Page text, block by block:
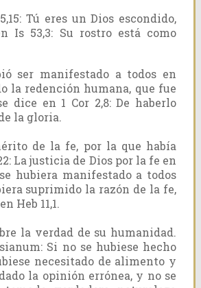
Tú eres un Dios escondido,
Is 53,3: Su rostro está como
ser manifestado a todos en
la redención humana, que fue
dice en 1 Cor 2,8: De haberlo
la gloria.
de la fe, por la que había
La justicia de Dios por la fe en
hubiera manifestado a todos
suprimido la razón de la fe,
Heb 11,1.
la verdad de su humanidad.
Si no se hubiese hecho
necesitado de alimento y
la opinión errónea, y no se